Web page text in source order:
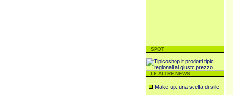
SPOT
LE ALTRE NEWS
Make-up: una scelta di stile